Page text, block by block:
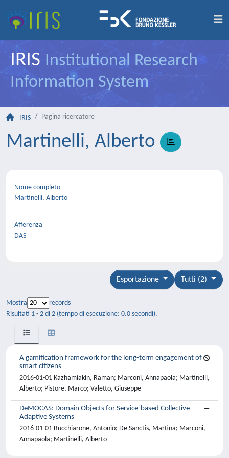
IRIS Institutional Research
Information System
IRIS Pagina ricercatore
Martinelli, Alberto
Nome completo
Martinelli, Alberto
Afferenza
DAS
Tutti (2)
Esportazione
Mostra
records
Risultati 1 - 2 di 2 (tempo di esecuzione: 0.0 secondi).
A gamification framework for the long-term engagement of
smart citizens
2016-01-01 Kazhamiakin, Raman; Marconi, Annapaola; Martinelli,
Alberto; Pistore, Marco; Valetto, Giuseppe
DeMOCAS: Domain Objects for Service-based Collective
Adaptive Systems
2016-01-01 Bucchiarone, Antonio; De Sanctis, Martina; Marconi,
Annapaola; Martinelli, Alberto